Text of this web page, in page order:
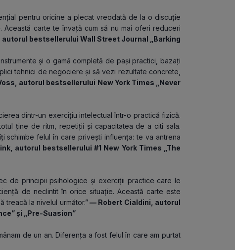
pentru oricine a plecat vreodată de la o discuție
Această carte te învață cum să nu mai oferi reduceri
bestsellerului Wall Street Journal „Barking
și o gamă completă de pași practici, bazați
tehnici de negociere și să vezi rezultate concrete,
autorul bestsellerului New York Times „Never
dintr-un exercițiu intelectual într-o practică fizică.
ține de ritm, repetiții și capacitatea de a citi sala.
schimbe felul în care privești influența: te va antrena
autorul bestsellerului #1 New York Times „The
de principii psihologice și exerciții practice care le
de neclintit în orice situație. Această carte este
treacă la nivelul următor.” — Robert Cialdini, autorul
și „Pre-Suasion”
de un an. Diferența a fost felul în care am purtat